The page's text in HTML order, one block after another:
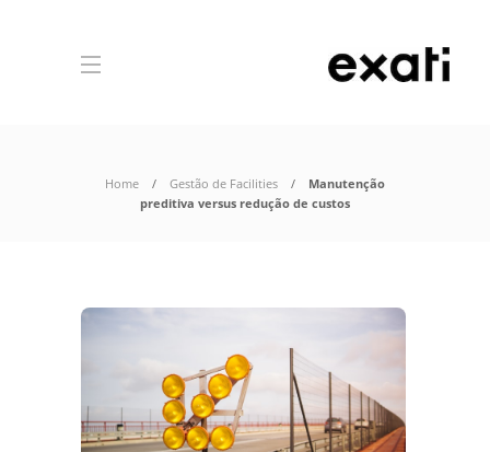
Home Gestão de Facilities
Manutenção
preditiva versus redução de custos